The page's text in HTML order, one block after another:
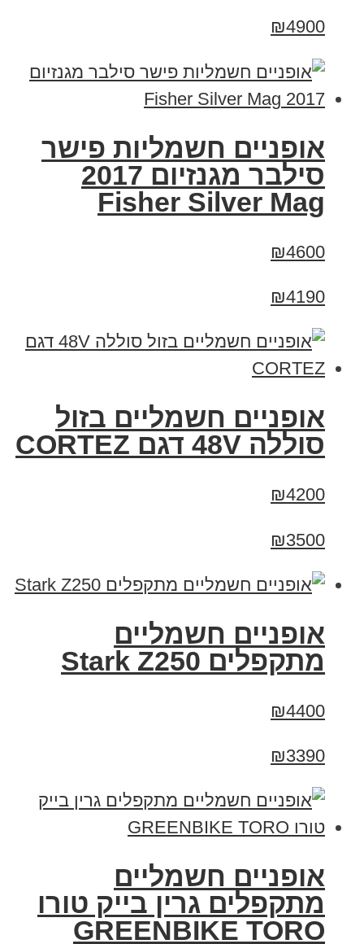
₪4900
אופניים חשמליות פישר
סילבר מגנזיום 2017
Fisher Silver Mag
₪4600
₪4190
אופניים חשמליים בזול
סוללה 48V דגם CORTEZ
₪4200
₪3500
‏אופניים חשמליים
‏מתקפלים Stark Z250
₪4400
₪3390
אופניים חשמליים
מתקפלים גרין בייק טורו
GREENBIKE TORO